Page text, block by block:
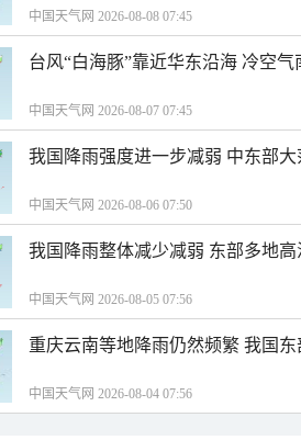
中国天气网 2026-08-08 07:45
台风“白海豚”靠近华东沿海 冷空
中国天气网 2026-08-07 07:45
我国降雨强度进一步减弱 中东部
中国天气网 2026-08-06 07:50
我国降雨整体减少减弱 东部多地
中国天气网 2026-08-05 07:56
重庆云南等地降雨仍然频繁 我国
中国天气网 2026-08-04 07:56